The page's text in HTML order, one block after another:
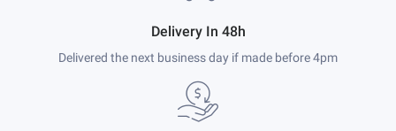
Delivery In 48h
Delivered the next business day if made before 4pm